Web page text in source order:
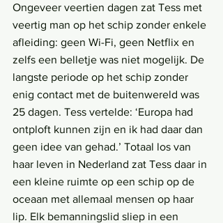
Ongeveer veertien dagen zat Tess met
veertig man op het schip zonder enkele
afleiding: geen Wi-Fi, geen Netflix en
zelfs een belletje was niet mogelijk. De
langste periode op het schip zonder
enig contact met de buitenwereld was
25 dagen. Tess vertelde: ‘Europa had
ontploft kunnen zijn en ik had daar dan
geen idee van gehad.’ Totaal los van
haar leven in Nederland zat Tess daar in
een kleine ruimte op een schip op de
oceaan met allemaal mensen op haar
lip. Elk bemanningslid sliep in een